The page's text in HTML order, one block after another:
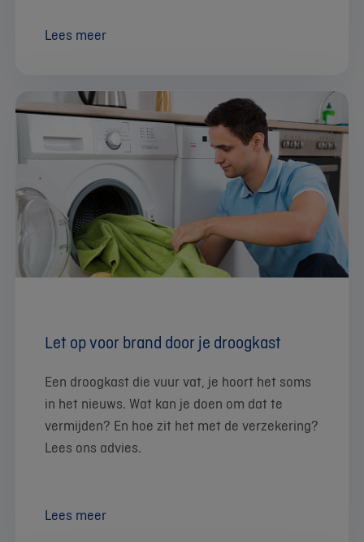
Lees meer
Let op voor brand door je droogkast
Een droogkast die vuur vat, je hoort het soms
in het nieuws. Wat kan je doen om dat te
vermijden? En hoe zit het met de verzekering?
Lees ons advies.
Lees meer